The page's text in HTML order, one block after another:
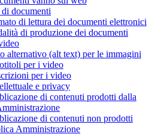
documenti
di lettura dei documenti elettronici
di produzione dei documenti
alternativo (alt text) per le immagini
per i video
per i video
e privacy
di contenuti prodotti dalla
di contenuti non prodotti
Amministrazione